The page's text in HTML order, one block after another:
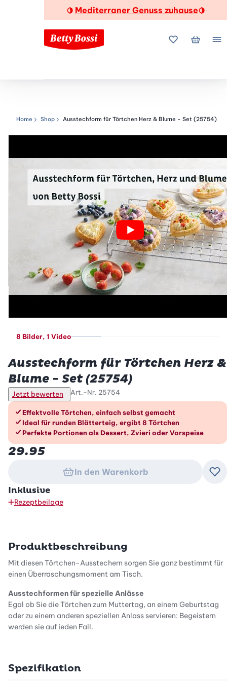
🍋 Mediterraner Genuss zuhause🍋
MeineMein
Navigationspfad
Home Shop Ausstechform für Törtchen Herz & Blume - Set (25754)
8 Bilder, 1 Video
Ausstechform für Törtchen Herz &
Blume - Set (25754)
Jetzt bewerten Art.-Nr. 25754
Die Vorteile im Überblick
Effektvolle Törtchen, einfach selbst gemacht
Ideal für runden Blätterteig, ergibt 8 Törtchen
Perfekte Portionen als Dessert, Zvieri oder Vorspeise
29.95
In den Warenkorb
Inklusive
Rezeptbeilage
Produktbeschreibung
Mit diesen Törtchen-Ausstechern sorgen Sie ganz bestimmt für
einen Überraschungsmoment am Tisch.
Ausstechformen für spezielle Anlässe
Egal ob Sie die Törtchen zum Muttertag, an einem Geburtstag
oder zu einem anderen speziellen Anlass servieren: Begeistern
werden sie auf jeden Fall.
sich je nach Wunsch mit leckeren Cremen, Beeren oder Früchten
Spezifikation